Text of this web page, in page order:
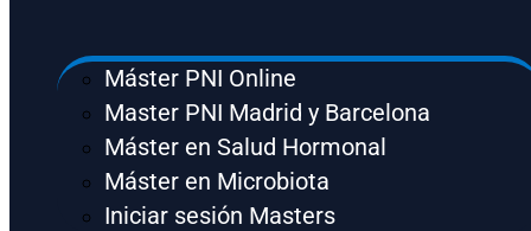
Máster PNI Online
Master PNI Madrid y Barcelona
Máster en Salud Hormonal
Máster en Microbiota
Iniciar sesión Masters